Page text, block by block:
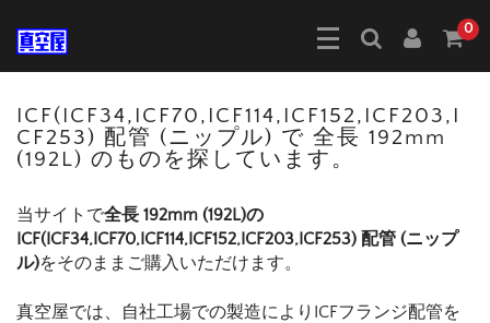
0
ICF(ICF34,ICF70,ICF114,ICF152,ICF203,I
CF253) 配管 (ニップル) で 全長 192mm
(192L) のものを探しています。
当サイトで全長 192mm (192L)の
ICF(ICF34,ICF70,ICF114,ICF152,ICF203,ICF253) 配管 (ニップ
ル)をそのままご購入いただけます。
真空屋では、自社工場での製造によりICFフランジ配管を